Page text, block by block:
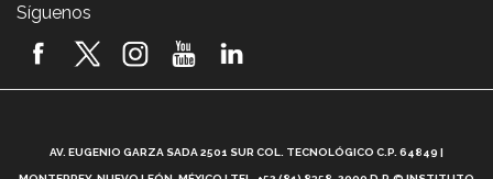
2026! (video)
¿Cómo es el Modelo Educativo Tec? (video)
Síguenos
AV. EUGENIO GARZA SADA 2501 SUR COL. TECNOLÓGICO C.P. 64849 |